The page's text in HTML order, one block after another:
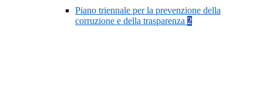
Piano triennale per la prevenzione della
corruzione e della trasparenza 2